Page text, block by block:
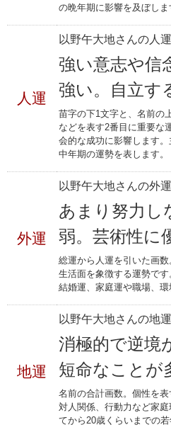
の晩年期に影響を及ぼしま
人運
以野午大地さんの人
強い意志や信
強い。自立す
苗字の下1文字と、名前の
などを表す2番目に重要な
会的な成功に影響します
中年期の運勢を表します。
外運
以野午大地さんの外
あまり努力し
弱。芸術性に
総運から人運を引いた画数
生活面を象徴する運勢です
結婚運、家庭運や職場、環
地運
以野午大地さんの地
消極的で逆境
短命なことが
名前の合計画数。個性を
対人関係、行動力など家
てから20歳くらいまでの若